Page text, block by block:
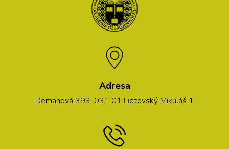
Adresa
Demänová 393, 031 01 Liptovský Mikuláš 1